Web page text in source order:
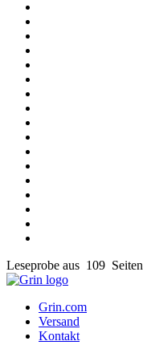
Leseprobe aus 109 Seiten
Grin.com
Versand
Kontakt